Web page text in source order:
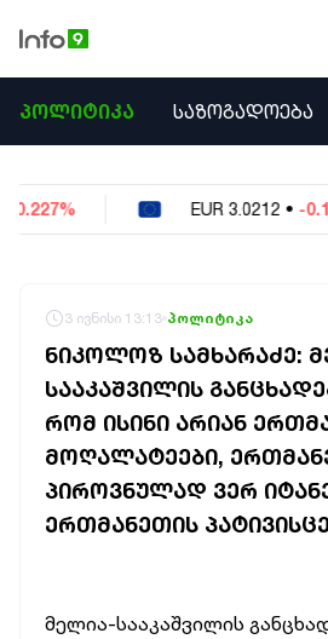
ᲞᲝᲚᲘᲢᲘᲙᲐ
ᲣᲪᲮᲝᲔᲗᲘ
ᲐᲛᲘᲜᲓᲘ
ᲡᲐᲛᲮᲔᲓᲠᲝ
ᲠᲔᲒᲘᲝᲜᲘ
ᲘᲜᲢᲔᲠᲕᲘᲣ
ᲑᲘᲖᲜᲔᲡᲘ
ᲞᲝᲚᲘᲢᲘᲙᲐ ᲡᲐᲖᲝᲒᲐᲓᲝᲔᲑᲐ
3.0212 -0.172% USD
3 ივნისი 13:13 პოლიტიკა
ᲜᲘᲙᲝᲚᲝᲖ ᲡᲐᲛᲮᲐᲠᲐᲫᲔ:
ᲡᲐᲐᲙᲐᲨᲕᲘᲚᲘᲡ
ᲠᲝᲛ ᲘᲡᲘᲜᲘ ᲐᲠᲘᲐᲜ
ᲛᲝᲦᲐᲚᲐᲢᲔᲔᲑᲘ,
ᲞᲘᲠᲝᲕᲜᲣᲚᲐᲓ ᲕᲔᲠ
ᲔᲠᲗᲛᲐᲜᲔᲗᲘᲡ
მელია-სააკაშვილის